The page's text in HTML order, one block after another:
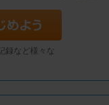
録など様々な